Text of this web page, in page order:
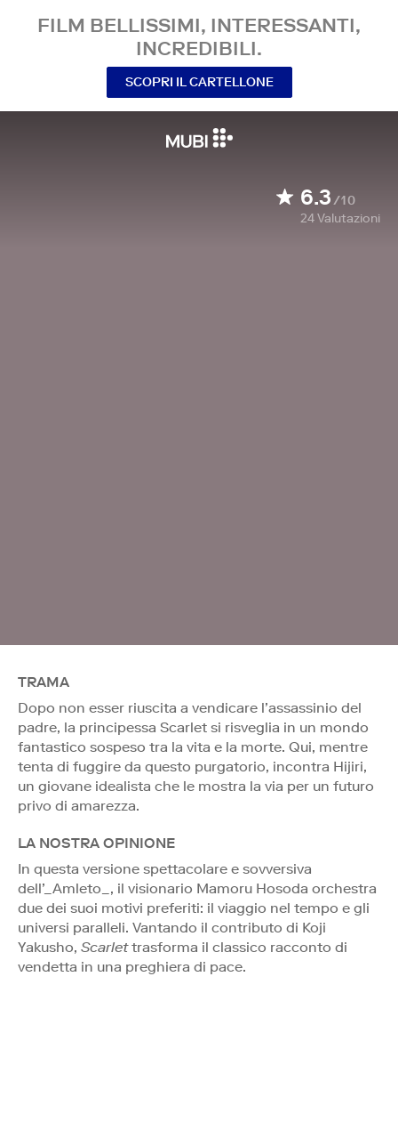
FILM BELLISSIMI, INTERESSANTI,
INCREDIBILI.
SCOPRI IL CARTELLONE
6.3/10
24Valutazioni
TRAMA
Dopo non esser riuscita a vendicare l’assassinio del
padre, la principessa Scarlet si risveglia in un mondo
fantastico sospeso tra la vita e la morte. Qui, mentre
tenta di fuggire da questo purgatorio, incontra Hijiri,
un giovane idealista che le mostra la via per un futuro
privo di amarezza.
LA NOSTRA OPINIONE
In questa versione spettacolare e sovversiva
dell’_Amleto_, il visionario Mamoru Hosoda orchestra
due dei suoi motivi preferiti: il viaggio nel tempo e gli
universi paralleli. Vantando il contributo di Koji
Yakusho, Scarlettrasforma il classico racconto di
vendetta in una preghiera di pace.